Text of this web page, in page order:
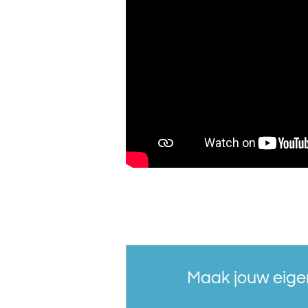
Maak jouw